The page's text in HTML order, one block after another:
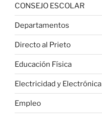
CONSEJO ESCOLAR
Departamentos
Directo al Prieto
Educación Física
Electricidad y Electrónica
Empleo